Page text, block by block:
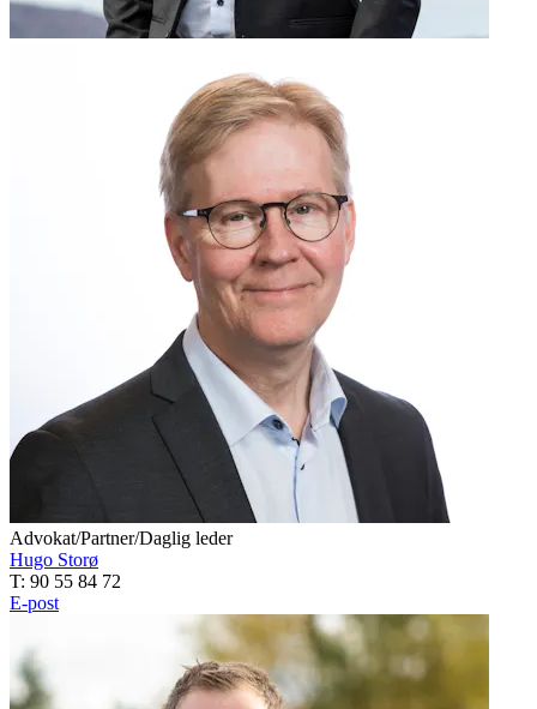
Advokat/Partner/Daglig leder
Hugo Storø
T: 90 55 84 72
E-post